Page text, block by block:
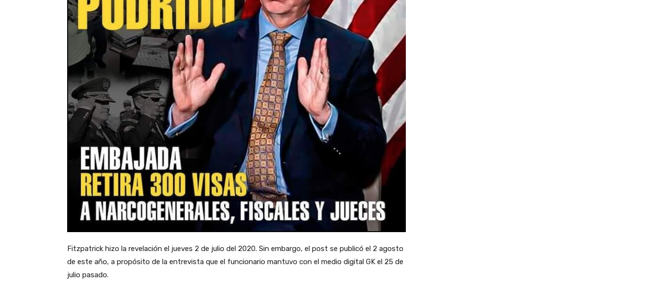
Fitzpatrick hizo la revelación el jueves 2 de julio del 2020. Sin embargo, el post se publicó el 2 agosto
de este año, a propósito de la entrevista que el funcionario mantuvo con el medio digital GK el 25 de
julio pasado.